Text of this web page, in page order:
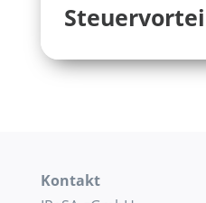
Kontakt